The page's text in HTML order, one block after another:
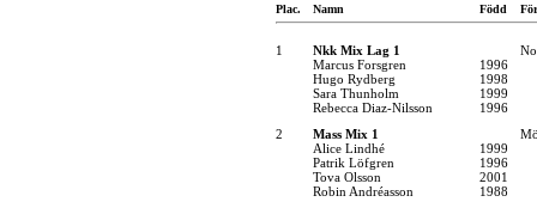
Plac. Namn Född
1 Nkk Mix Lag 1
Marcus Forsgren
1996
Hugo Rydberg
1998
Sara Thunholm
1999
Rebecca Diaz-Nilsson
1996
2
Mass Mix 1
Alice Lindhé
1999
Patrik Löfgren
1996
Tova Olsson
2001
Robin Andréasson
1988